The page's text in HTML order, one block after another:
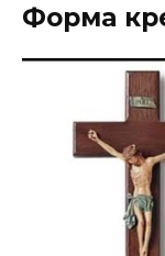
Форма